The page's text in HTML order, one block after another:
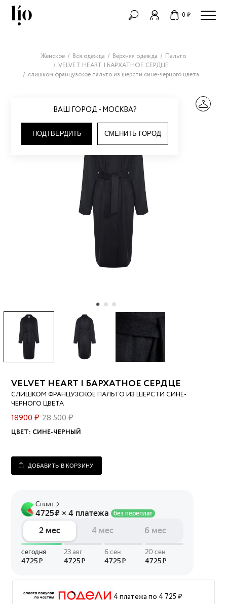
0 ₽
ВАШ ГОРОД - МОСКВА?
ПОДТВЕРДИТЬ СМЕНИТЬ ГОРОД
Женское Вся одежда Верхняя одежда
Пальто
VELVET HEART | БАРХАТНОЕ СЕРДЦЕ
слишком французское пальто из шерсти сине-черного цвета
VELVET HEART | БАРХАТНОЕ СЕРДЦЕ
СЛИШКОМ ФРАНЦУЗСКОЕ ПАЛЬТО ИЗ ШЕРСТИ СИНЕ-
ЧЕРНОГО ЦВЕТА
18900 ₽ 28 500 ₽
ЦВЕТ: СИНЕ-ЧЕРНЫЙ
ДОБАВИТЬ В КОРЗИНУ
4 платежа по 4 725 ₽